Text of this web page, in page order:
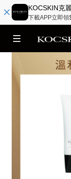
KOCSKIN克
下載APP立即